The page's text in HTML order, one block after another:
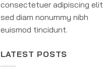
consectetuer adipiscing elit,
sed diam nonummy nibh
euismod tincidunt.
LATEST POSTS